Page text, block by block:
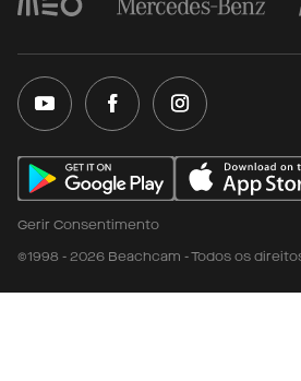
Gerir Consentimento
©1998 - 2026 Beachcam - Todos os